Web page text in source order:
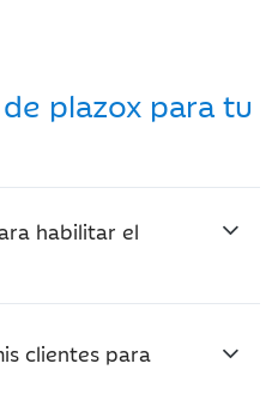
plazox para tu
habilitar el
clientes para